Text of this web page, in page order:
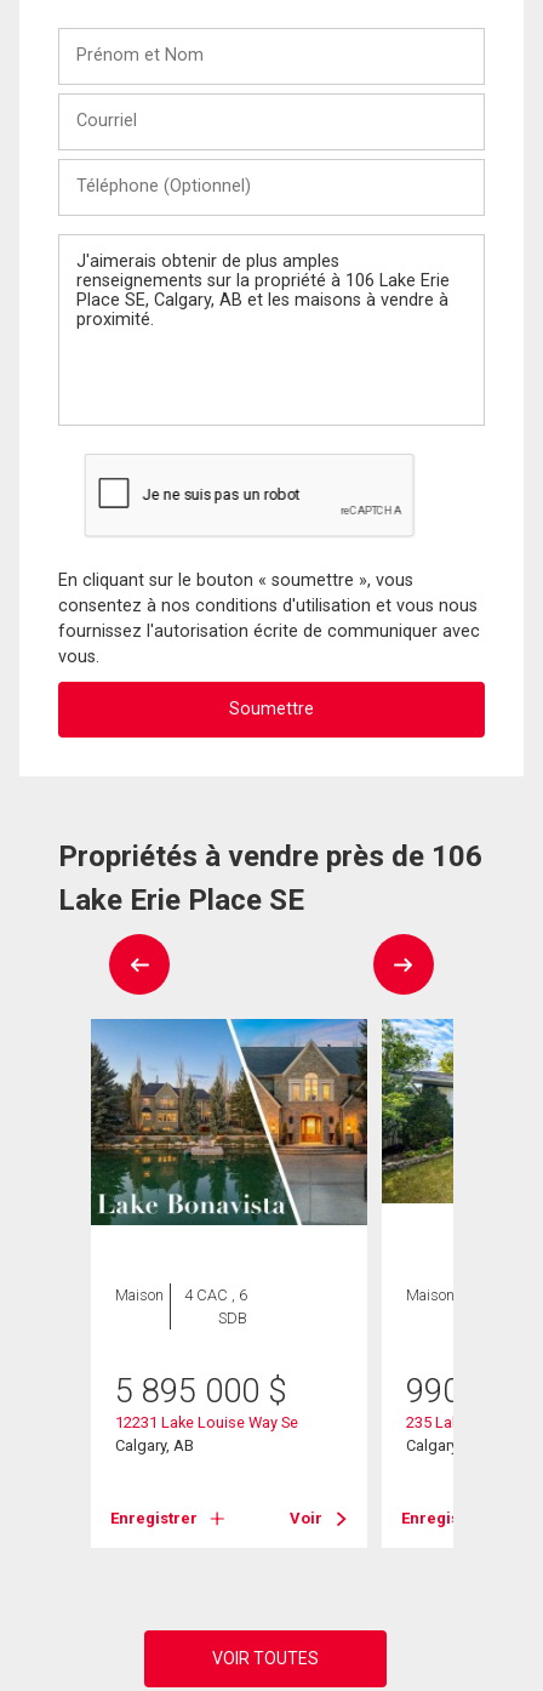
Nom
(Optionnel)
Message
En cliquant sur le bouton « soumettre », vous
consentez à nos conditions d'utilisation et vous nous
fournissez l'autorisation écrite de communiquer avec
vous.
Propriétés à vendre près de 106
Lake Erie Place SE
Maison
4 CAC , 6
SDB
5 895 000 $
12231 Lake Louise Way Se
Calgary, AB
Enregistrer Voir
Maison
990 000
235 Lake Rosen
Calgary, AB
Enregistrer